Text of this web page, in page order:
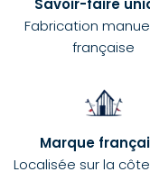
Savoir-faire
Fabrication
française
Marque
Localisée sur la